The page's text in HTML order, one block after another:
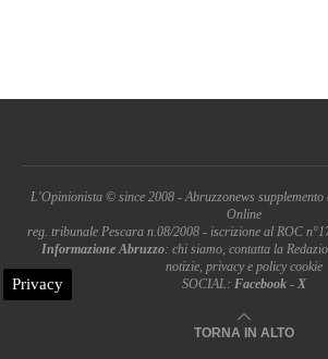
L'Opinionista © since 2008 - Abruzzonews
Online
reg. tribunale Pescara n.08/2008 - iscrizione al ROC
Informazione Abruzzo: chi siamo, contatta la
notizie, privacy e policy cookie
SOCIAL: Facebook - X
Privacy
TORNA IN ALTO